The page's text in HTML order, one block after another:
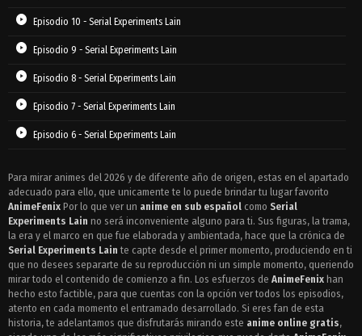
Episodio 10 - Serial Experiments Lain
Episodio 9 - Serial Experiments Lain
Episodio 8 - Serial Experiments Lain
Episodio 7 - Serial Experiments Lain
Episodio 6 - Serial Experiments Lain
Episodio 4 - Serial Experiments Lain
Episodio 3 - Serial Experiments Lain
Episodio 2 - Serial Experiments Lain
Episodio 1 - Serial Experiments Lain
Para mirar animes del 2026 y de diferente año de origen, estas en el apartado
adecuado para ello, que unicamente te lo puede brindar tu lugar favorito
AnimeFenix Por lo que ver un anime en sub español como Serial
Experiments Lain no será inconveniente alguno para ti. Sus figuras, la trama,
la era y el marco en que fue elaborada y ambientada, hace que la crónica de
Serial Experiments Lain te capte desde el primer momento, produciendo en ti
que no desees separarte de su reproducción ni un simple momento, queriendo
mirar todo el contenido de comienzo a fin. Los esfuerzos de AnimeFenix han
hecho esto factible, para que cuentas con la opción ver todos los episodios,
atento en cada momento el entramado desarrollado. Si eres fan de esta
historia, te adelantamos que disfrutarás mirando este anime online gratis,